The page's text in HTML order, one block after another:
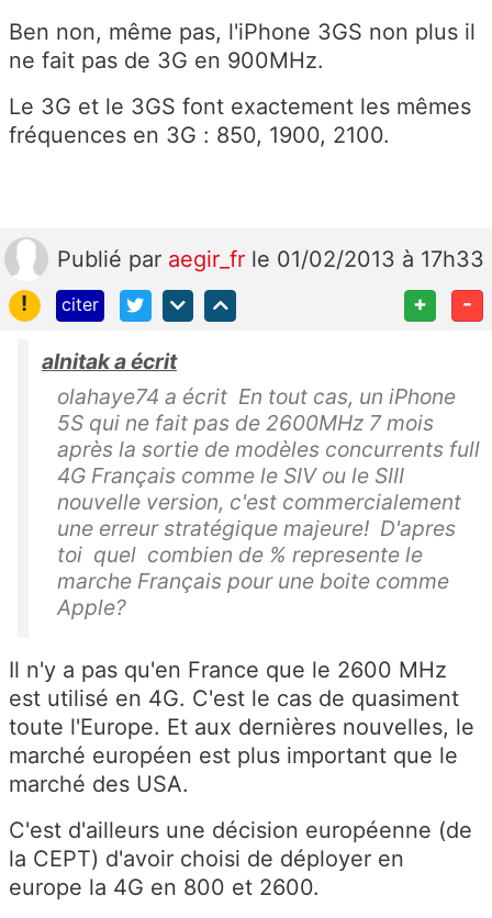
Ben non, même pas, l'iPhone 3GS non plus il
ne fait pas de 3G en 900MHz.
Le 3G et le 3GS font exactement les mêmes
fréquences en 3G : 850, 1900, 2100.
Publié par aegir_fr le 01/02/2013 à 17h33
!
citer + -
alnitak a écrit
olahaye74 a écrit En tout cas, un iPhone
5S qui ne fait pas de 2600MHz 7 mois
après la sortie de modèles concurrents full
4G Français comme le SIV ou le SIII
nouvelle version, c'est commercialement
une erreur stratégique majeure! D'apres
toi quel combien de % represente le
marche Français pour une boite comme
Apple?
Il n'y a pas qu'en France que le 2600 MHz
est utilisé en 4G. C'est le cas de quasiment
toute l'Europe. Et aux dernières nouvelles, le
marché européen est plus important que le
marché des USA.
C'est d'ailleurs une décision européenne (de
la CEPT) d'avoir choisi de déployer en
europe la 4G en 800 et 2600.